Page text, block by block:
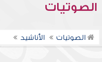
الصوتيات
الصوتيات الأناشيد